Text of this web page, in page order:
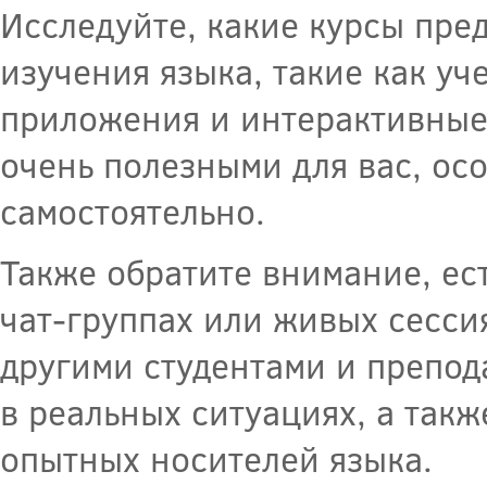
Исследуйте, какие курсы
изучения языка, такие как
приложения и
очень полезными для вас,
самостоятельно.
Также обратите внимание,
чат-группах или живых
другими студентами и
в реальных ситуациях, а
опытных носителей языка.